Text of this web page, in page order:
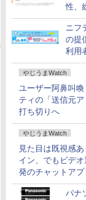
性、
ョン
ニフ
の提
利用
円割
やじうまWatch
ユーザー阿鼻叫
ティの「送信元
打ち切りへ
やじうまWatch
見た目は既視感
イン、でもビデ
発のチャットア
パナ